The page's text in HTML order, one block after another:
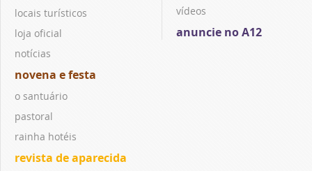
locais turísticos
loja oficial
notícias
novena e festa
o santuário
pastoral
rainha hotéis
revista de aparecida
vídeos
anuncie no A12